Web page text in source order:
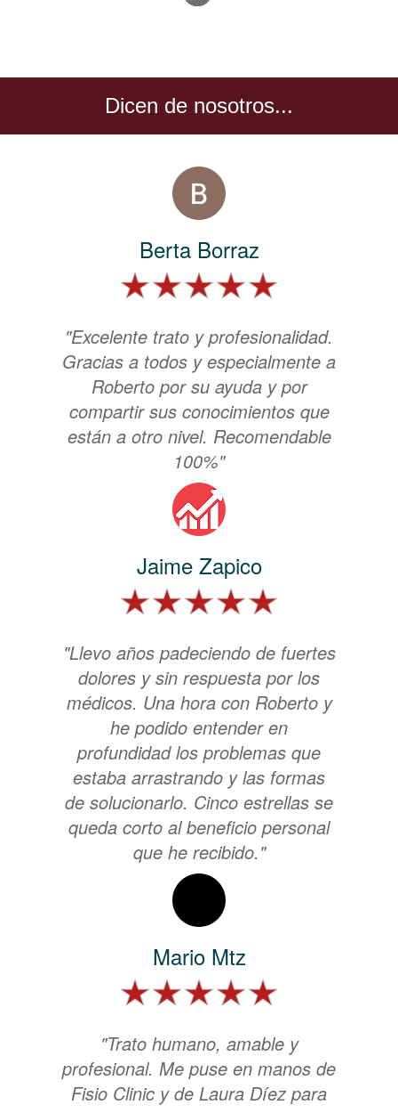
Dicen de nosotros...
Berta Borraz
"Excelente trato y profesionalidad.
Gracias a todos y especialmente a
Roberto por su ayuda y por
compartir sus conocimientos que
están a otro nivel. Recomendable
100%"
Jaime Zapico
"Llevo años padeciendo de fuertes
dolores y sin respuesta por los
médicos. Una hora con Roberto y
he podido entender en
profundidad los problemas que
estaba arrastrando y las formas
de solucionarlo. Cinco estrellas se
queda corto al beneficio personal
que he recibido."
Mario Mtz
"Trato humano, amable y
profesional. Me puse en manos de
Fisio Clinic y de Laura Díez para